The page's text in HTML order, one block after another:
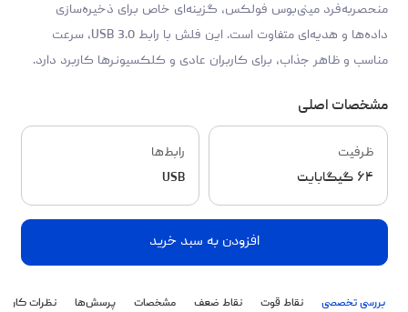
منحصربه‌فرد مینی‌بوس فولکس، گزینه‌ای خاص برای ذخیره‌سازی
داده‌ها و هدیه‌ای متفاوت است. این فلش با رابط USB 3.0، سرعت
مناسب و ظاهر جذاب، برای کاربران عادی و کلکسیونرها کاربرد دارد.
مشخصات اصلی
ظرفیت
۶۴ گیگابایت
رابط‌ها
USB
افزودن به سبد خرید
بررسی تخصصی نقاط قوت نقاط ضعف مشخصات پرسش‌ها نظرات